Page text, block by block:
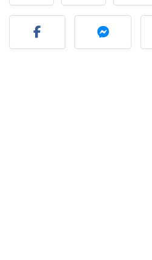
Publicar la